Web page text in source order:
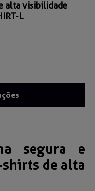
alta visibilidade
L
segura e
de alta